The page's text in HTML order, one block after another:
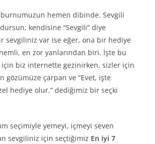
hemen dibinde. Sevgili
kendisine “Sevgili” diye
sevgiliniz var ise eğer, ona bir hediye
en zor yanlarından biri. İşte bu
için biz internette gezinirken, sizler için
gözümüze çarpan ve “Evet, işte
hediye olur.” dediğimiz bir seçki
seçimiyle yemeyi, içmeyi seven
sevgiliniz için seçtiğimiz En iyi 7